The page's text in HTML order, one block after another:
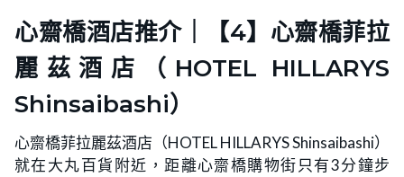
心齋橋酒店推介｜【4】 心齋橋菲拉
麗茲酒店
（HOTEL HILLARYS
Shinsaibashi）
心齋橋菲拉麗茲酒店（HOTEL HILLARYS Shinsaibashi）
就在大丸百貨附近，距離心齋橋購物街只有3分鐘步